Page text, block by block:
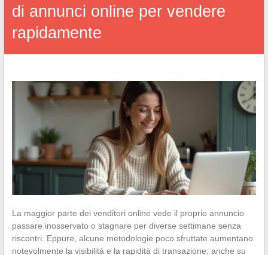
di annunci online per vendere
rapidamente
La maggior parte dei venditori online vede il proprio annuncio
passare inosservato o stagnare per diverse settimane senza
riscontri. Eppure, alcune metodologie poco sfruttate aumentano
notevolmente la visibilità e la rapidità di transazione, anche su